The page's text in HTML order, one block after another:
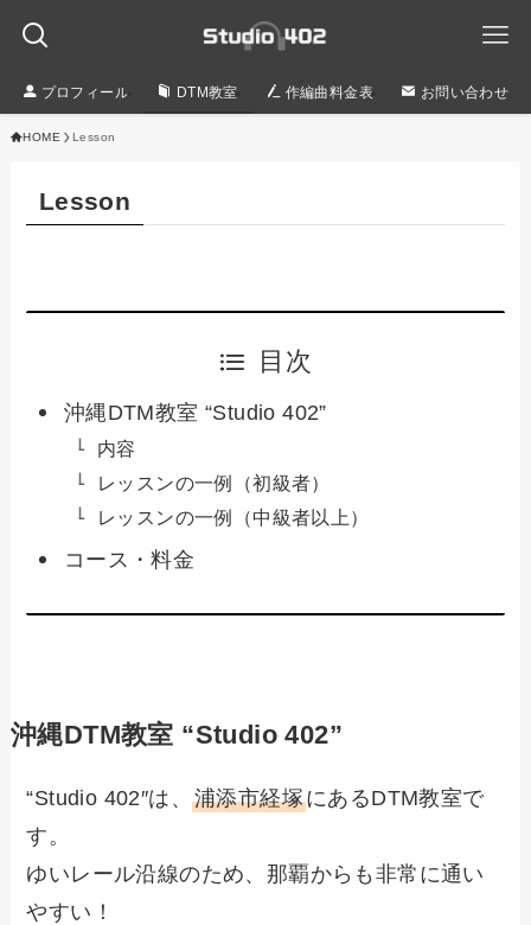
プロフィール DTM教室 作編曲料金表 お問い合わせ
HOME Lesson
Lesson
目次
沖縄DTM教室 “Studio 402”
内容
レッスンの一例（初級者）
レッスンの一例（中級者以上）
コース・料金
沖縄DTM教室 “Studio 402”
“Studio 402″は、浦添市経塚にあるDTM教室で
す。
ゆいレール沿線のため、那覇からも非常に通い
やすい！